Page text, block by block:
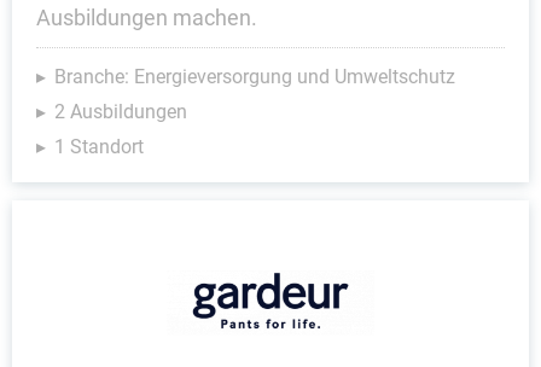
Ausbildungen machen.
Branche: Energieversorgung und Umweltschutz
2 Ausbildungen
1 Standort